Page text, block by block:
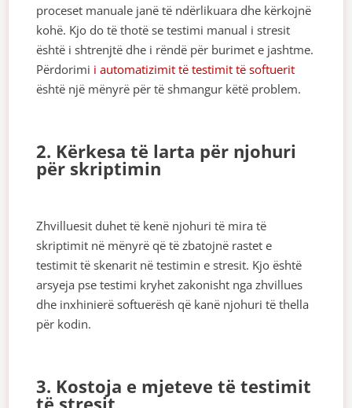
proceset manuale janë të ndërlikuara dhe kërkojnë
kohë. Kjo do të thotë se testimi manual i stresit
është i shtrenjtë dhe i rëndë për burimet e jashtme.
Përdorimi i automatizimit të testimit të softuerit
është një mënyrë për të shmangur këtë problem.
2. Kërkesa të larta për njohuri
për skriptimin
Zhvilluesit duhet të kenë njohuri të mira të
skriptimit në mënyrë që të zbatojnë rastet e
testimit të skenarit në testimin e stresit. Kjo është
arsyeja pse testimi kryhet zakonisht nga zhvillues
dhe inxhinierë softuerësh që kanë njohuri të thella
për kodin.
3. Kostoja e mjeteve të testimit